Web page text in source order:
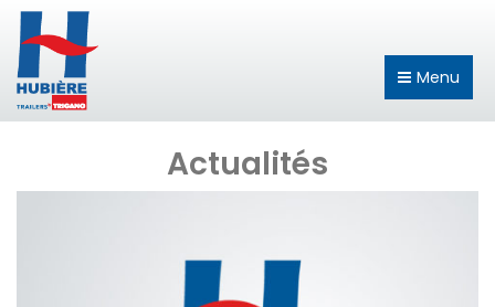
Menu
Actualités